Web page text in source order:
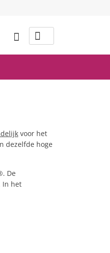
voor het
dezelfde hoge
De
In het